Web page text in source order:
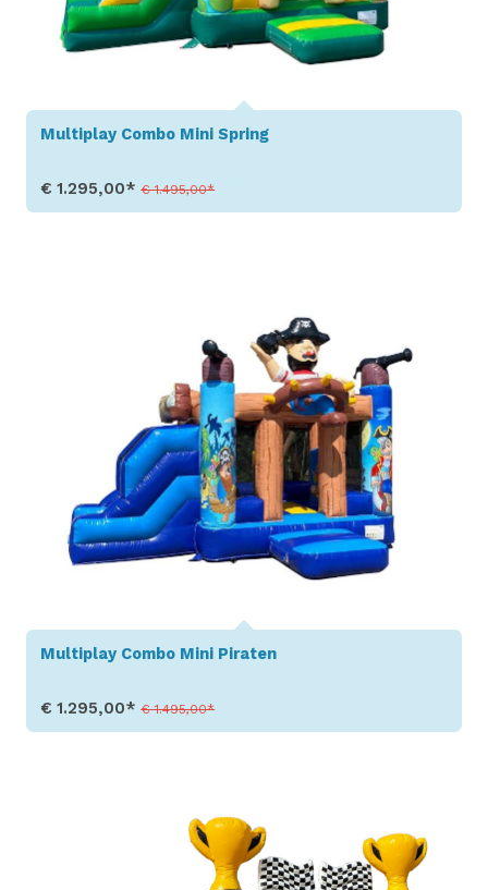
Multiplay Combo Mini Spring
€ 1.295,00*€ 1.495,00*
Multiplay Combo Mini Piraten
€ 1.295,00*€ 1.495,00*